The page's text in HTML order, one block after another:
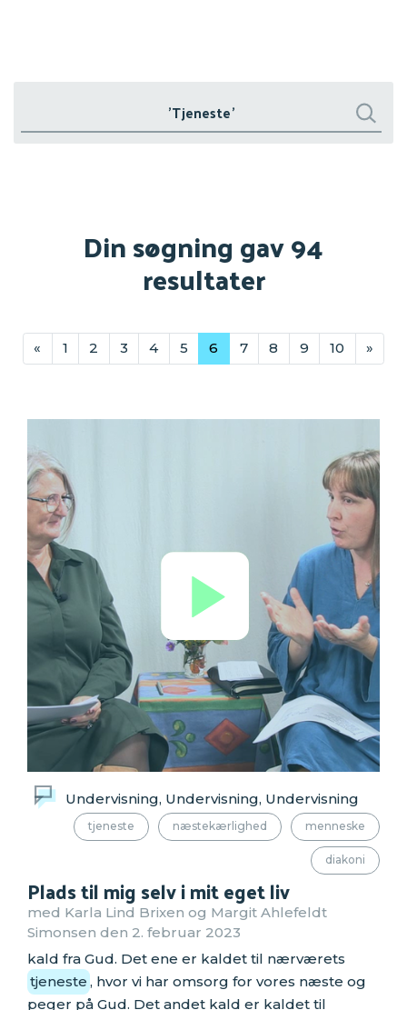
Søg
Din søgning gav 94
resultater
« 1 2 3 4 5 6 7 8 9 10 »
Undervisning, Undervisning, Undervisning
tjeneste næstekærlighed menneske
diakoni
Plads til mig selv i mit eget liv
med Karla Lind Brixen og Margit Ahlefeldt
Simonsen den 2. februar 2023
kald fra Gud. Det ene er kaldet til nærværets
tjeneste , hvor vi har omsorg for vores næste og
peger på Gud. Det andet kald er kaldet til